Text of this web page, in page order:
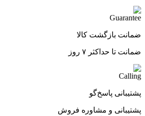
ضمانت بازگشت کالا
ضمانت تا حداکثر ۷ روز
پشتیبانی پاسخ‌گو
پشتیبانی و مشاوره فروش